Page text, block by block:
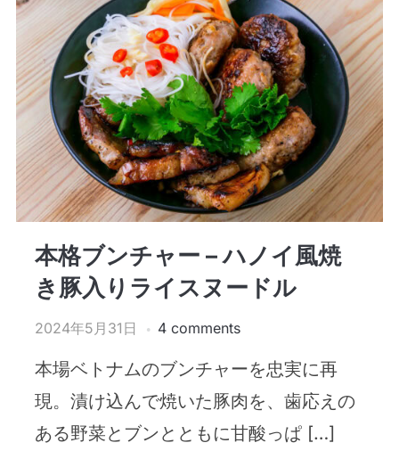
本格ブンチャー – ハノイ風焼
き豚入りライスヌードル
2024年5月31日 4 comments
本場ベトナムのブンチャーを忠実に再
現。漬け込んで焼いた豚肉を、歯応えの
ある野菜とブンとともに甘酸っぱ […]